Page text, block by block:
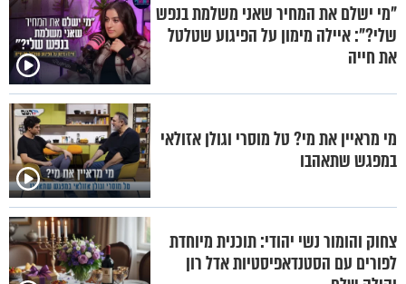
"מי ישלם את המחיר שאני משלמת בנפש
שלי?": איילה מימון על הפיגוע שטלטל
את חייה
מי מראיין את מי? טל מוסרי וגולן אזולאי
במפגש שתאהבו
צחוק והומור נשי יהודי: תוכנית מיוחדת
לפורים עם הסטנדאפיסטיות אדל רון